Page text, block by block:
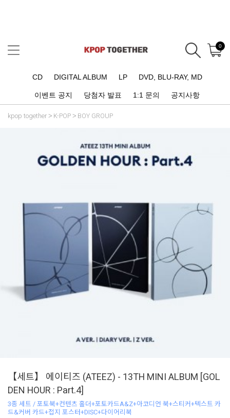
0
CD DIGITAL ALBUM LP DVD, BLU-RAY, MD
이벤트 공지 당첨자 발표 1:1 문의 공지사항
kpop together K-POP BOY GROUP
【세트】 에이티즈 (ATEEZ) - 13TH MINI ALBUM [GOL
DEN HOUR : Part.4]
3종 세트 / 포토북+컨텐츠 홀더+포토카드A&Z+아코디언 북+스티커+텍스트 카
드&커버 카드+접지 포스터+DISC+다이어리북